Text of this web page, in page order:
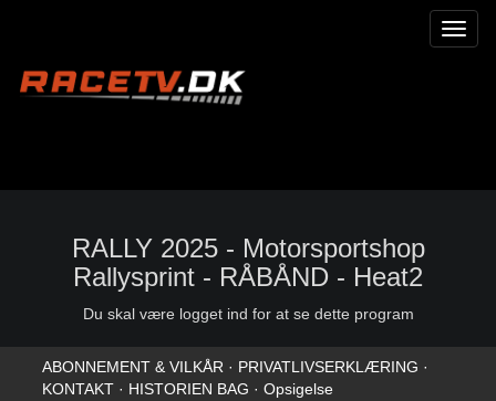
RALLY 2025 - Motorsportshop
Rallysprint - RÅBÅND - Heat2
Du skal være logget ind for at se dette program
ABONNEMENT & VILKÅR · PRIVATLIVSERKLÆRING ·
KONTAKT · HISTORIEN BAG · Opsigelse